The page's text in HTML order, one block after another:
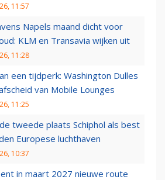
11:57
Napels maand dicht voor
KLM en Transavia wijken uit
11:28
een tijdperk: Washington Dulles
van Mobile Lounges
11:25
tweede plaats Schiphol als best
Europese luchthaven
10:37
in maart 2027 nieuwe route